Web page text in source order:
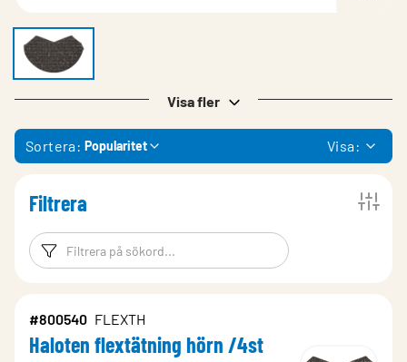
Visa fler
Sortera: Popularitet Visa:
Filtrera
Filtreringsord Filtrera
#800540 FLEXTH
Haloten flextätning hörn /4st